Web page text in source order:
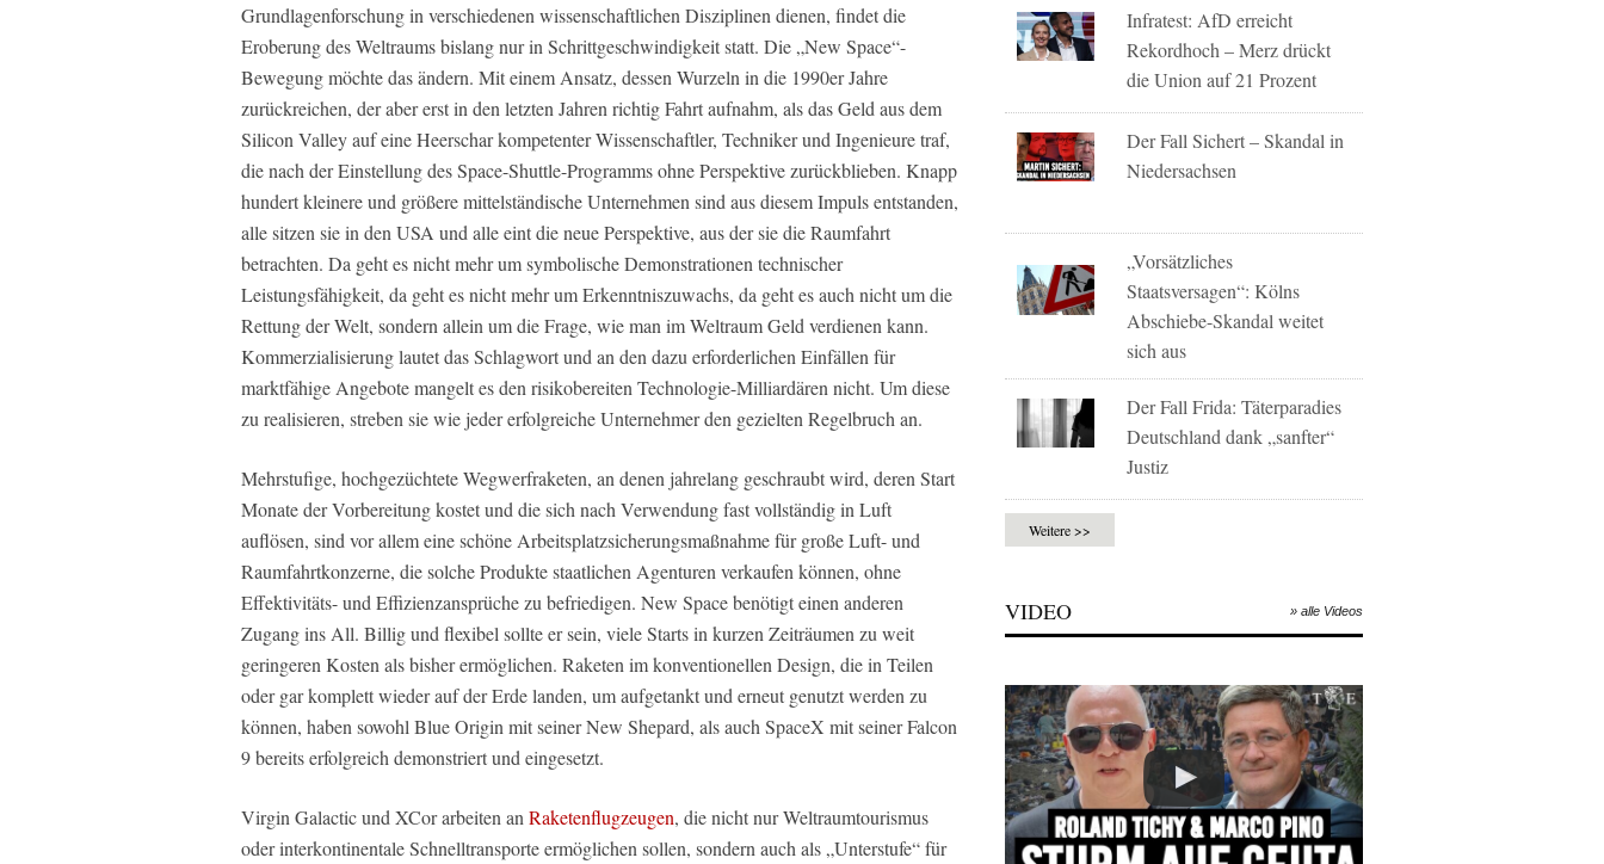
Grundlagenforschung in verschiedenen wissenschaftlichen Disziplinen dienen, findet die
Eroberung des Weltraums bislang nur in Schrittgeschwindigkeit statt. Die „New Space“-
Bewegung möchte das ändern. Mit einem Ansatz, dessen Wurzeln in die 1990er Jahre
zurückreichen, der aber erst in den letzten Jahren richtig Fahrt aufnahm, als das Geld aus dem
Silicon Valley auf eine Heerschar kompetenter Wissenschaftler, Techniker und Ingenieure traf,
die nach der Einstellung des Space-Shuttle-Programms ohne Perspektive zurückblieben. Knapp
hundert kleinere und größere mittelständische Unternehmen sind aus diesem Impuls entstanden,
alle sitzen sie in den USA und alle eint die neue Perspektive, aus der sie die Raumfahrt
betrachten. Da geht es nicht mehr um symbolische Demonstrationen technischer
Leistungsfähigkeit, da geht es nicht mehr um Erkenntniszuwachs, da geht es auch nicht um die
Rettung der Welt, sondern allein um die Frage, wie man im Weltraum Geld verdienen kann.
Kommerzialisierung lautet das Schlagwort und an den dazu erforderlichen Einfällen für
marktfähige Angebote mangelt es den risikobereiten Technologie-Milliardären nicht. Um diese
zu realisieren, streben sie wie jeder erfolgreiche Unternehmer den gezielten Regelbruch an.
Mehrstufige, hochgezüchtete Wegwerfraketen, an denen jahrelang geschraubt wird, deren Start
Monate der Vorbereitung kostet und die sich nach Verwendung fast vollständig in Luft
auflösen, sind vor allem eine schöne Arbeitsplatzsicherungsmaßnahme für große Luft- und
Raumfahrtkonzerne, die solche Produkte staatlichen Agenturen verkaufen können, ohne
Effektivitäts- und Effizienzansprüche zu befriedigen. New Space benötigt einen anderen
Zugang ins All. Billig und flexibel sollte er sein, viele Starts in kurzen Zeiträumen zu weit
geringeren Kosten als bisher ermöglichen. Raketen im konventionellen Design, die in Teilen
oder gar komplett wieder auf der Erde landen, um aufgetankt und erneut genutzt werden zu
können, haben sowohl Blue Origin mit seiner New Shepard, als auch SpaceX mit seiner Falcon
9 bereits erfolgreich demonstriert und eingesetzt.
Virgin Galactic und XCor arbeiten an Raketenflugzeugen, die nicht nur Weltraumtourismus
oder interkontinentale Schnelltransporte ermöglichen sollen, sondern auch als „Unterstufe“ für
Infratest: AfD erreicht
Rekordhoch – Merz drückt
die Union auf 21 Prozent
Der Fall Sichert – Skandal in
Niedersachsen
„Vorsätzliches
Staatsversagen“: Kölns
Abschiebe-Skandal weitet
sich aus
Der Fall Frida: Täterparadies
Deutschland dank „sanfter“
Justiz
Weitere >>
VIDEO » alle Videos